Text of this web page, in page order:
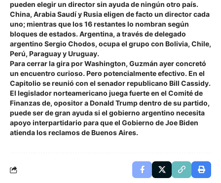
pueden elegir un director sin ayuda de ningún otro país.
China, Arabia Saudí y Rusia eligen de facto un director cada
uno; mientras que los 16 restantes lo nombran según
bloques de estados. Argentina, a través de delegado
argentino Sergio Chodos, ocupa el grupo con Bolivia, Chile,
Perú, Paraguay y Uruguay.
Para cerrar la gira por Washington, Guzmán ayer concretó
un encuentro curioso. Pero potencialmente efectivo. En el
Capitolio se reunió con el senador republicano Bill Cassidy.
El legislador norteamericano juega fuerte en el Comité de
Finanzas de, opositor a Donald Trump dentro de su partido,
puede ser de gran ayuda si el gobierno argentino necesita
apoyo interpartidario para que el Gobierno de Joe Biden
atienda los reclamos de Buenos Aires.